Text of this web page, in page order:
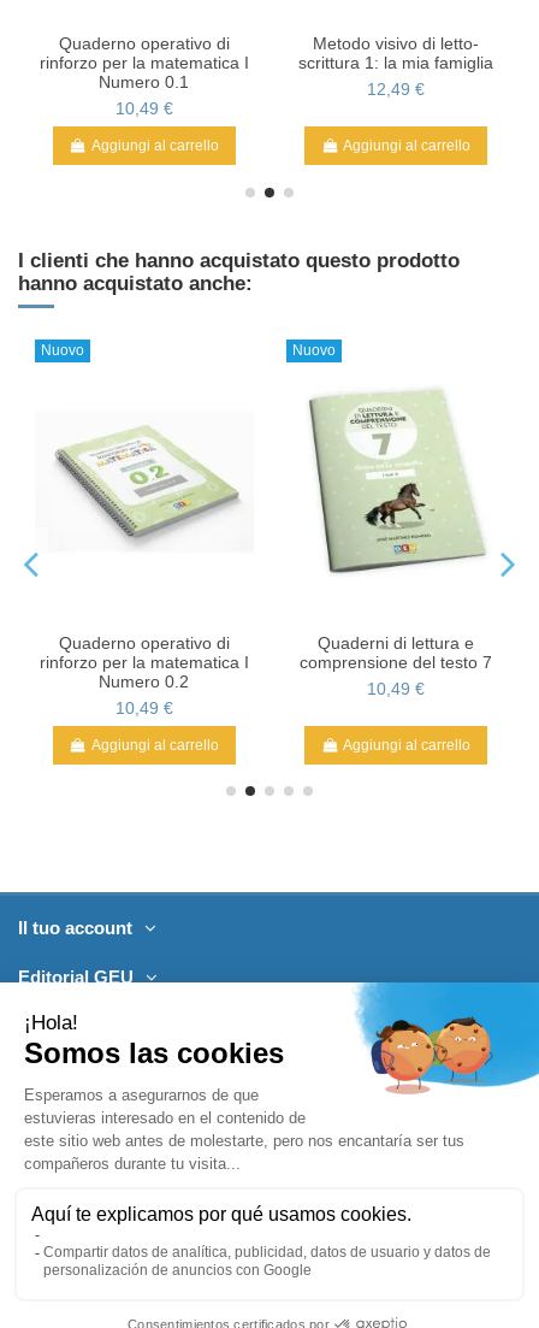
Aggiungi al carrello
Quaderno operativo di
rinforzo per la matematica I
Numero 0.1
10,49 €
Aggiungi al carrello
Metodo visivo di letto-
scrittura 1: la mia famiglia
12,49 €
Aggiungi al carrello
I clienti che hanno acquistato questo prodotto
hanno acquistato anche:
Nuovo
Quaderno operativo di
rinforzo per la matematica I
Numero 0.2
10,49 €
Aggiungi al carrello
Nuovo
Quaderni di lettura e
comprensione del testo 7
10,49 €
Aggiungi al carrello
Il tuo account
Editorial GEU
Prodotti
Puoi annullare l’iscrizione in qualsiasi momento.
Accetto i termini e le condizioni sul trattamento dei dati.
Seguici